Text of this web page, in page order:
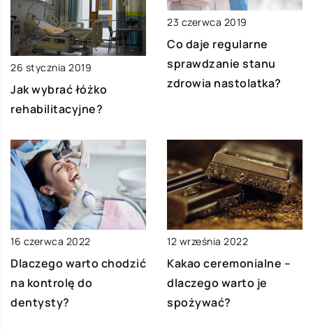
26 stycznia 2019
Jak wybrać łóżko
rehabilitacyjne?
23 czerwca 2019
Co daje regularne
sprawdzanie stanu
zdrowia nastolatka?
16 czerwca 2022
Dlaczego warto chodzić
na kontrolę do
dentysty?
12 września 2022
Kakao ceremonialne –
dlaczego warto je
spożywać?